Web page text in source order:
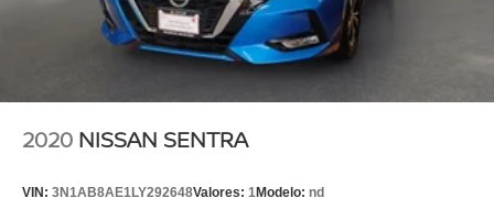
2020 NISSAN SENTRA
VIN: 3N1AB8AE1LY292648Valores: 1Modelo: nd